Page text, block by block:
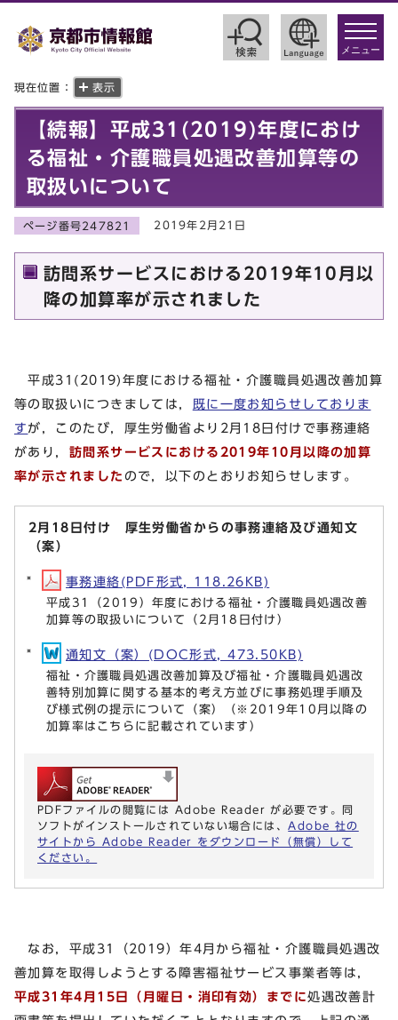
toggle
メニュー
現在位置： 表示
【続報】平成31(2019)年度におけ
る福祉・介護職員処遇改善加算等の
取扱いについて
ページ番号247821 2019年2月21日
訪問系サービスにおける2019年10月以
降の加算率が示されました
平成31(2019)年度における福祉・介護職員処遇改善加算
等の取扱いにつきましては， 既に一度お知らせしておりま
す が，このたび，厚生労働省より2月18日付けで事務連絡
があり， 訪問系サービスにおける2019年10月以降の加算
率が示されました ので，以下のとおりお知らせします。
2月18日付け 厚生労働省からの事務連絡及び通知文
（案）
事務連絡(PDF形式, 118.26KB)
平成31（2019）年度における福祉・介護職員処遇改善
加算等の取扱いについて（2月18日付け）
通知文（案）(DOC形式, 473.50KB)
福祉・介護職員処遇改善加算及び福祉・介護職員処遇改
善特別加算に関する基本的考え方並びに事務処理手順及
び様式例の提示について（案）（※2019年10月以降の
加算率はこちらに記載されています）
PDFファイルの閲覧には Adobe Reader が必要です。同
ソフトがインストールされていない場合には、 Adobe 社の
サイトから Adobe Reader をダウンロード（無償）して
ください。
なお，平成31（2019）年4月から福祉・介護職員処遇改
善加算を取得しようとする障害福祉サービス事業者等は，
平成31年4月15日（月曜日・消印有効）までに処遇改善計